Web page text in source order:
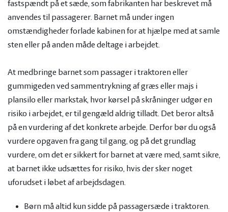
fastspændt på et sæde, som fabrikanten har beskrevet må
anvendes til passagerer. Barnet må under ingen
omstændigheder forlade kabinen for at hjælpe med at samle
sten eller på anden måde deltage i arbejdet.
At medbringe barnet som passager i traktoren eller
gummigeden ved sammentrykning af græs eller majs i
plansilo eller markstak, hvor kørsel på skråninger udgør en
risiko i arbejdet, er til gengæld aldrig tilladt. Det beror altså
på en vurdering af det konkrete arbejde. Derfor bør du også
vurdere opgaven fra gang til gang, og på det grundlag
vurdere, om det er sikkert for barnet at være med, samt sikre,
at barnet ikke udsættes for risiko, hvis der sker noget
uforudset i løbet af arbejdsdagen.
Børn må altid kun sidde på passagersæde i traktoren.